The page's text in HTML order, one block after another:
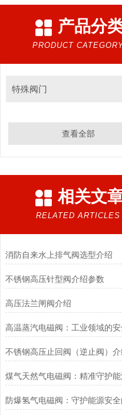
产品分
PRODUCT
特殊阀门
查看全部
相关文
RELATED ARTICLES
消防自来水上排气阀选型介绍
不锈钢高压针型阀介绍参数
高压法兰闸阀介绍
不锈钢高压止回阀（逆止阀）介